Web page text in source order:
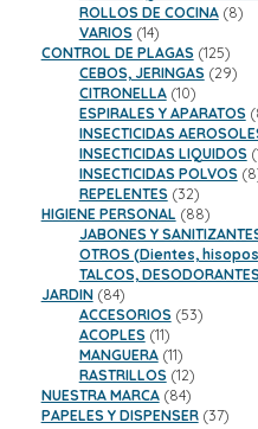
ROLLOS DE COCINA 88
VARIOS 1414
productos
CONTROL DE PLAGAS 125125
CEBOS, JERINGAS 2929
CITRONELLA 1010
productos
ESPIRALES Y APARATOS
INSECTICIDAS
INSECTICIDAS LIQUIDOS
INSECTICIDAS POLVOS 8
REPELENTES 3232
productos
HIGIENE PERSONAL 8888
JABONES Y
OTROS (Dientes,
TALCOS,
JARDIN 8484
productos
ACCESORIOS 5353
ACOPLES 1111
productos
MANGUERA 1111
productos
RASTRILLOS 1212
productos
NUESTRA MARCA 8484
productos
PAPELES Y DISPENSER 3737